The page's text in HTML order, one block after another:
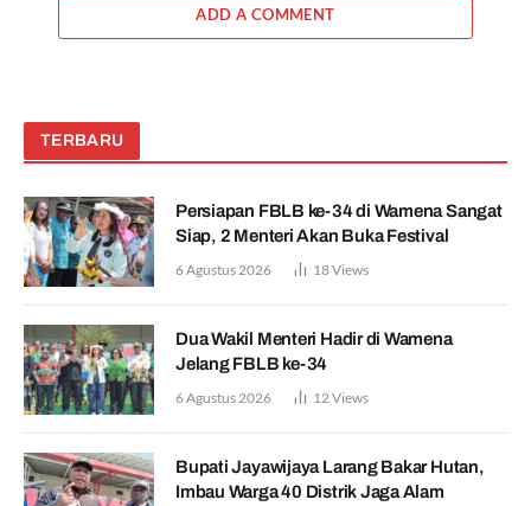
ADD A COMMENT
TERBARU
Persiapan FBLB ke-34 di Wamena Sangat
Siap, 2 Menteri Akan Buka Festival
6 Agustus 2026 18Views
Dua Wakil Menteri Hadir di Wamena
Jelang FBLB ke-34
6 Agustus 2026 12Views
Bupati Jayawijaya Larang Bakar Hutan,
Imbau Warga 40 Distrik Jaga Alam